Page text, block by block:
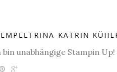
KATRIN
bin unabhängige Stampin